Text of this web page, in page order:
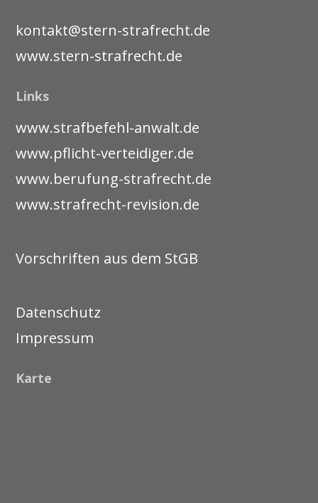
kontakt@stern-strafrecht.de
www.stern-strafrecht.de
Links
www.strafbefehl-anwalt.de
www.pflicht-verteidiger.de
www.berufung-strafrecht.de
www.strafrecht-revision.de
Vorschriften aus dem StGB
Datenschutz
Impressum
Karte